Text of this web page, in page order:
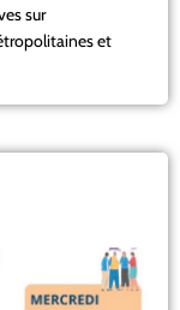
sur
et